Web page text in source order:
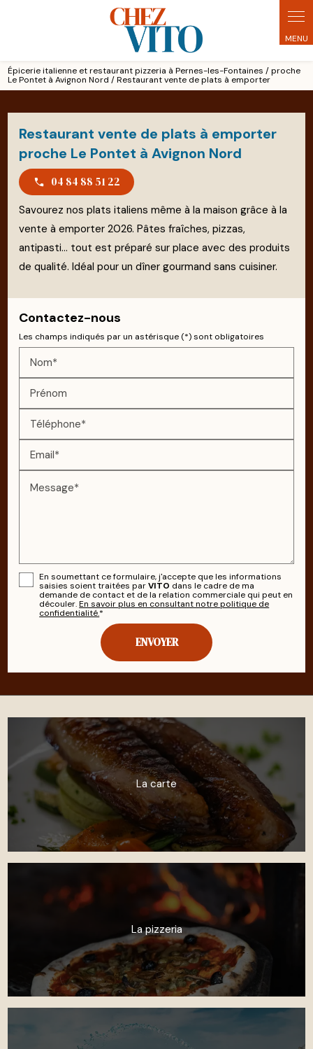
Épicerie italienne et restaurant pizzeria à Pernes-les-Fontaines / proche
Le Pontet à Avignon Nord / Restaurant vente de plats à emporter
Restaurant vente de plats à emporter
proche Le Pontet à Avignon Nord
04 84 88 51 22
Savourez nos plats italiens même à la maison grâce à la
vente à emporter 2026. Pâtes fraîches, pizzas,
antipasti… tout est préparé sur place avec des produits
de qualité. Idéal pour un dîner gourmand sans cuisiner.
Contactez-nous
Les champs indiqués par un astérisque (*) sont obligatoires
Nom*
Prénom
Téléphone*
Email*
Message*
En soumettant ce formulaire, j'accepte que les informations
saisies soient traitées parVITO dans le cadre de ma
demande de contact et de la relation commerciale qui peut en
découler.En savoir plus en consultant notre politique de
confidentialité.*
La carte
La pizzeria
Panneau de gestion des cookies